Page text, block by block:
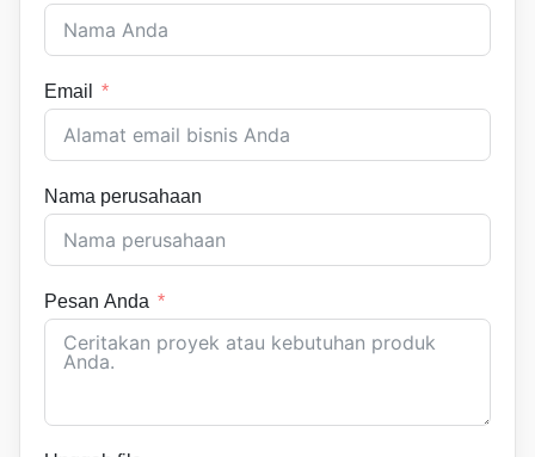
Email
Nama perusahaan
Pesan Anda